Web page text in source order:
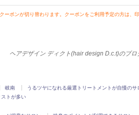
ーポンが切り替わります。クーポンをご利用予定の方は、
ヘアデザイン ディクト(hair design D.c.t)のブ
岐南 うるツヤになれる厳選トリートメントが自慢のサ
トが多い